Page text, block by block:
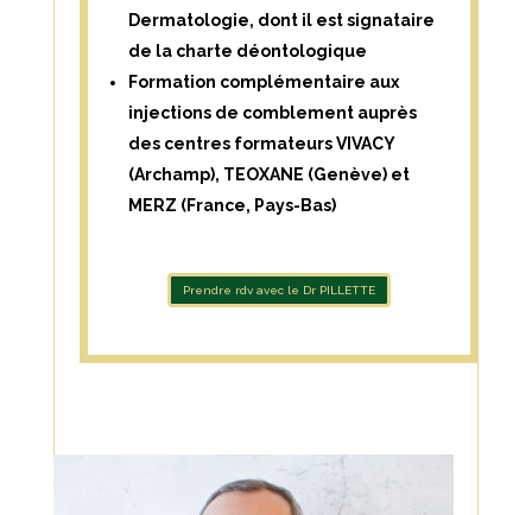
Dermatologie, dont il est signataire
de la charte déontologique
Formation complémentaire aux
injections de comblement auprès
des centres formateurs VIVACY
(Archamp), TEOXANE (Genève) et
MERZ (France, Pays-Bas)
Prendre rdv avec le Dr PILLETTE